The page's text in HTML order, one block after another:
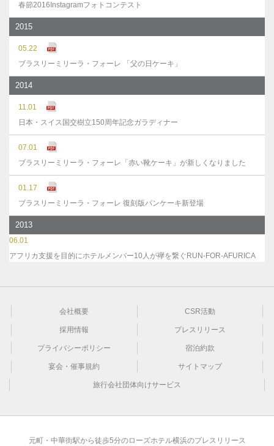
春節2016Instagramフォトコンテスト
2015
05.22
ブラスリーミリーラ・フォーレ 「父の日ケーキ」
2014
11.01
日本・スイス国交樹立150周年記念ガラディナー
07.01
ブラスリーミリーラ・フォーレ「赤い靴ケーキ」が新しくなりました
01.17
ブラスリーミリーラ・フォーレ 復刻版パンケーキ新登場
2013
06.01
アフリカ支援を目的にホテルメンバー10人が襷を繋ぐRUN-FOR-AFURICA
会社概要 CSR活動
採用情報 プレスリリース
プライバシーポリシー 宿泊約款
宴会・催事規約 サイトマップ
旅行会社団体向けサービス
元町・中華街駅から徒歩5分のローズホテル横浜のプレスリリース